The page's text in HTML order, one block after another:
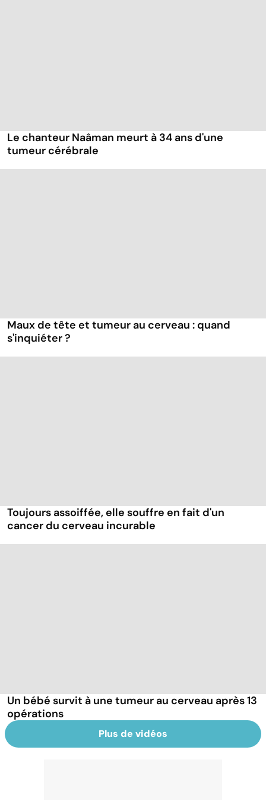
Le chanteur Naâman meurt à 34 ans d'une
tumeur cérébrale
Maux de tête et tumeur au cerveau : quand
s'inquiéter ?
Toujours assoiffée, elle souffre en fait d'un
cancer du cerveau incurable
Un bébé survit à une tumeur au cerveau après 13
opérations
Plus de vidéos